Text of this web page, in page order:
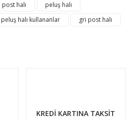
post halı
peluş halı
peluş halı kullananlar gri post halı
KREDİ KARTINA TAKSİT